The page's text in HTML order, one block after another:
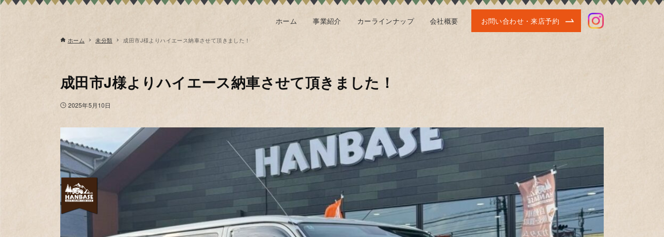
ホーム 事業紹介 カーラインナップ 会社概要 お問い合わせ・来店予約
ホーム 未分類 成田市J様よりハイエース納車させて頂きました！
成田市J様よりハイエース納車させて頂きました！
2025年5月10日